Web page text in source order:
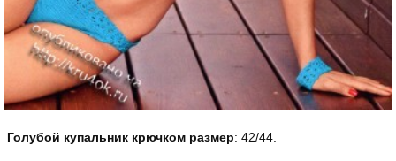
Голубой купальник крючком размер: 42/44.